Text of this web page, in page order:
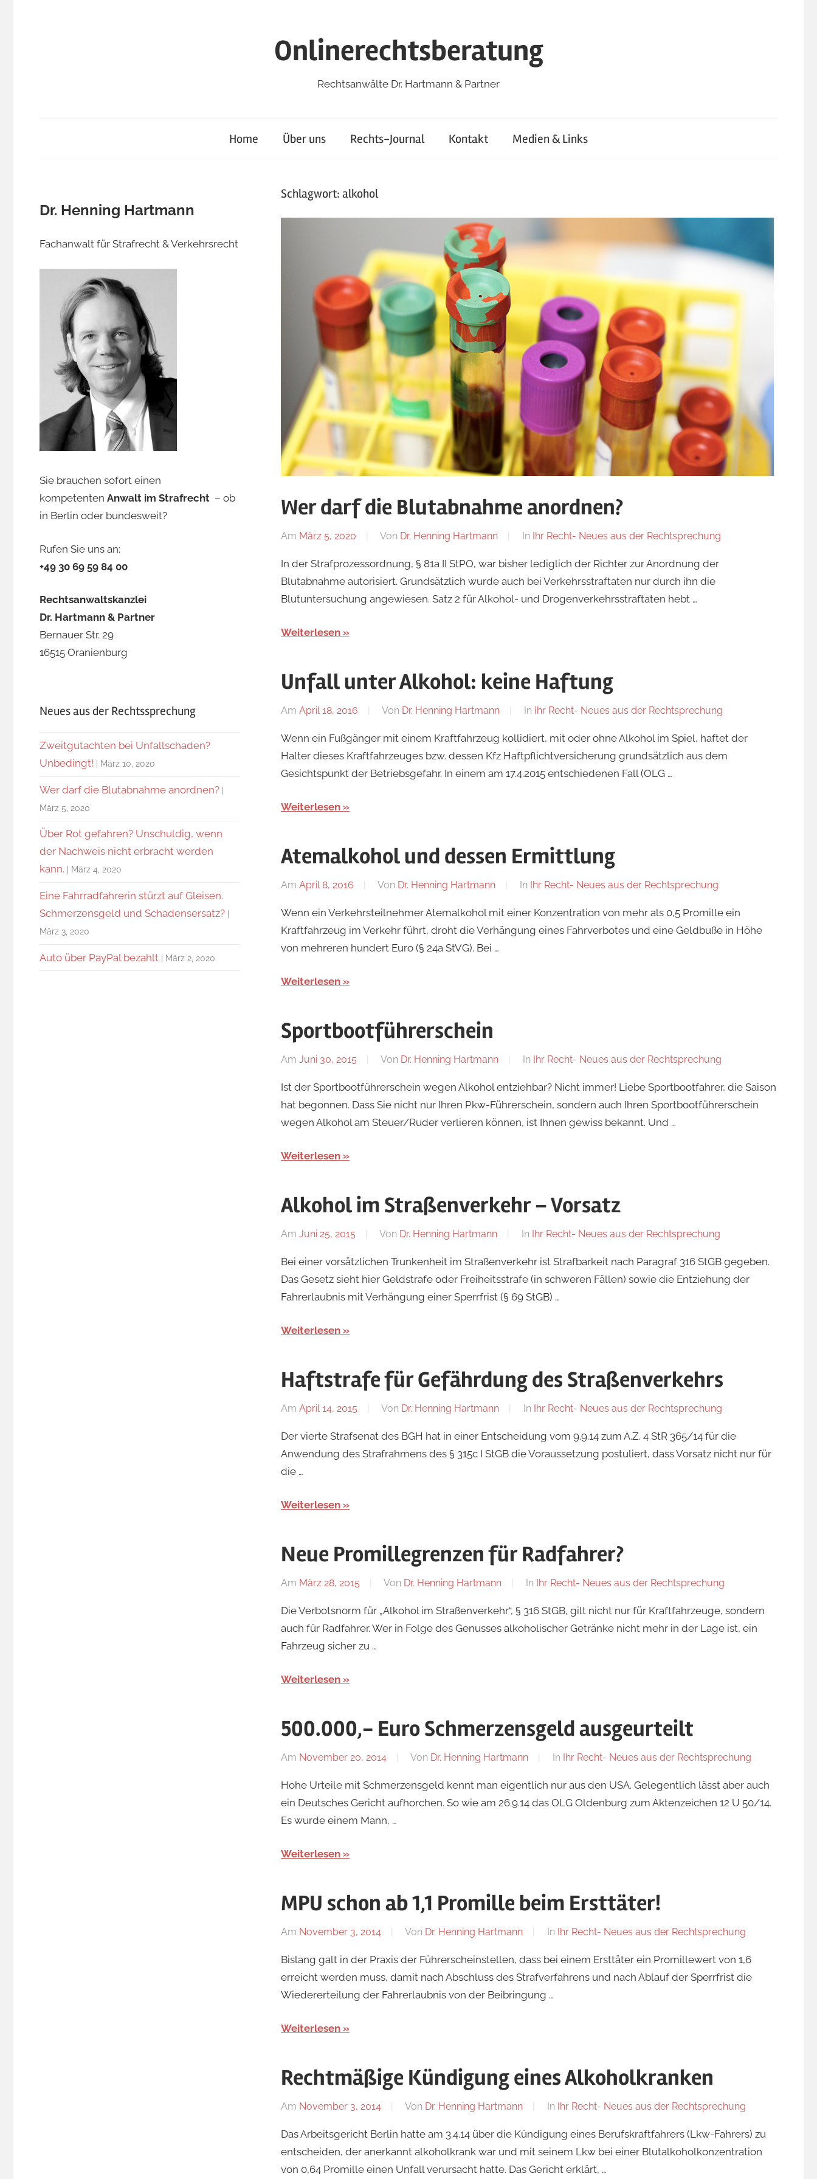
Onlinerechtsberatung
Rechtsanwälte Dr. Hartmann & Partner
Home Über uns Rechts-Journal Kontakt Medien & Links
Schlagwort: alkohol
Wer darf die Blutabnahme anordnen?
Am März 5, 2020 Von Dr. Henning Hartmann In Ihr Recht- Neues aus der Rechtsprechung
In der Strafprozessordnung, § 81a II StPO, war bisher lediglich der Richter zur Anordnung der
Blutabnahme autorisiert. Grundsätzlich wurde auch bei Verkehrsstraftaten nur durch ihn die
Blutuntersuchung angewiesen. Satz 2 für Alkohol- und Drogenverkehrsstraftaten hebt …
Weiterlesen
Unfall unter Alkohol: keine Haftung
Am April 18, 2016 Von Dr. Henning Hartmann In Ihr Recht- Neues aus der Rechtsprechung
Wenn ein Fußgänger mit einem Kraftfahrzeug kollidiert, mit oder ohne Alkohol im Spiel, haftet der
Halter dieses Kraftfahrzeuges bzw. dessen Kfz Haftpflichtversicherung grundsätzlich aus dem
Gesichtspunkt der Betriebsgefahr. In einem am 17.4.2015 entschiedenen Fall (OLG …
Weiterlesen
Atemalkohol und dessen Ermittlung
Am April 8, 2016 Von Dr. Henning Hartmann In Ihr Recht- Neues aus der Rechtsprechung
Wenn ein Verkehrsteilnehmer Atemalkohol mit einer Konzentration von mehr als 0,5 Promille ein
Kraftfahrzeug im Verkehr führt, droht die Verhängung eines Fahrverbotes und eine Geldbuße in Höhe
von mehreren hundert Euro (§ 24a StVG). Bei …
Weiterlesen
Sportbootführerschein
Am Juni 30, 2015 Von Dr. Henning Hartmann In Ihr Recht- Neues aus der Rechtsprechung
Ist der Sportbootführerschein wegen Alkohol entziehbar? Nicht immer! Liebe Sportbootfahrer, die Saison
hat begonnen. Dass Sie nicht nur Ihren Pkw-Führerschein, sondern auch Ihren Sportbootführerschein
wegen Alkohol am Steuer/Ruder verlieren können, ist Ihnen gewiss bekannt. Und …
Weiterlesen
Alkohol im Straßenverkehr – Vorsatz
Am Juni 25, 2015 Von Dr. Henning Hartmann In Ihr Recht- Neues aus der Rechtsprechung
Bei einer vorsätzlichen Trunkenheit im Straßenverkehr ist Strafbarkeit nach Paragraf 316 StGB gegeben.
Das Gesetz sieht hier Geldstrafe oder Freiheitsstrafe (in schweren Fällen) sowie die Entziehung der
Fahrerlaubnis mit Verhängung einer Sperrfrist (§ 69 StGB) …
Weiterlesen
Haftstrafe für Gefährdung des Straßenverkehrs
Am April 14, 2015 Von Dr. Henning Hartmann In Ihr Recht- Neues aus der Rechtsprechung
Der vierte Strafsenat des BGH hat in einer Entscheidung vom 9.9.14 zum A.Z. 4 StR 365/14 für die
Anwendung des Strafrahmens des § 315c I StGB die Voraussetzung postuliert, dass Vorsatz nicht nur für
die …
Weiterlesen
Neue Promillegrenzen für Radfahrer?
Am März 28, 2015 Von Dr. Henning Hartmann In Ihr Recht- Neues aus der Rechtsprechung
Die Verbotsnorm für „Alkohol im Straßenverkehr“, § 316 StGB, gilt nicht nur für Kraftfahrzeuge, sondern
auch für Radfahrer. Wer in Folge des Genusses alkoholischer Getränke nicht mehr in der Lage ist, ein
Fahrzeug sicher zu …
Weiterlesen
500.000,- Euro Schmerzensgeld ausgeurteilt
Am November 20, 2014 Von Dr. Henning Hartmann In Ihr Recht- Neues aus der Rechtsprechung
Hohe Urteile mit Schmerzensgeld kennt man eigentlich nur aus den USA. Gelegentlich lässt aber auch
ein Deutsches Gericht aufhorchen. So wie am 26.9.14 das OLG Oldenburg zum Aktenzeichen 12 U 50/14.
Es wurde einem Mann, …
Weiterlesen
MPU schon ab 1,1 Promille beim Ersttäter!
Am November 3, 2014 Von Dr. Henning Hartmann In Ihr Recht- Neues aus der Rechtsprechung
Bislang galt in der Praxis der Führerscheinstellen, dass bei einem Ersttäter ein Promillewert von 1,6
erreicht werden muss, damit nach Abschluss des Strafverfahrens und nach Ablauf der Sperrfrist die
Wiedererteilung der Fahrerlaubnis von der Beibringung …
Weiterlesen
Rechtmäßige Kündigung eines Alkoholkranken
Am November 3, 2014 Von Dr. Henning Hartmann In Ihr Recht- Neues aus der Rechtsprechung
Das Arbeitsgericht Berlin hatte am 3.4.14 über die Kündigung eines Berufskraftfahrers (Lkw-Fahrers) zu
entscheiden, der anerkannt alkoholkrank war und mit seinem Lkw bei einer Blutalkoholkonzentration
von 0,64 Promille einen Unfall verursacht hatte. Das Gericht erklärt, …
Dr. Henning Hartmann
Fachanwalt für Strafrecht & Verkehrsrecht
Sie brauchen sofort einen
kompetenten Anwalt im Strafrecht – ob
in Berlin oder bundesweit?
Rufen Sie uns an:
+49 30 69 59 84 00
Rechtsanwaltskanzlei
Dr. Hartmann & Partner
Bernauer Str. 29
16515 Oranienburg
Neues aus der Rechtssprechung
Zweitgutachten bei Unfallschaden?
Unbedingt!
März 10, 2020
Wer darf die Blutabnahme anordnen?
März 5, 2020
Über Rot gefahren? Unschuldig, wenn
der Nachweis nicht erbracht werden
kann.
März 4, 2020
Eine Fahrradfahrerin stürzt auf Gleisen.
Schmerzensgeld und Schadensersatz?
März 3, 2020
Auto über PayPal bezahlt März 2, 2020